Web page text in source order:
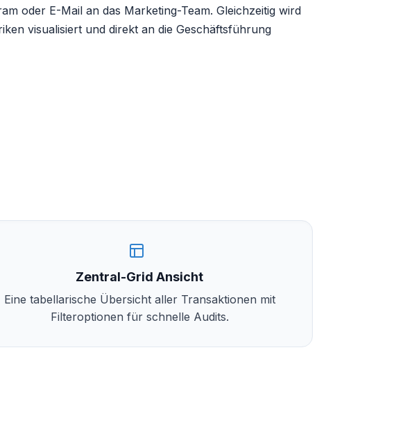
oder E-Mail an das Marketing-Team. Gleichzeitig wird
visualisiert und direkt an die Geschäftsführung
Zentral-Grid Ansicht
Eine tabellarische Übersicht aller Transaktionen mit
Filteroptionen für schnelle Audits.